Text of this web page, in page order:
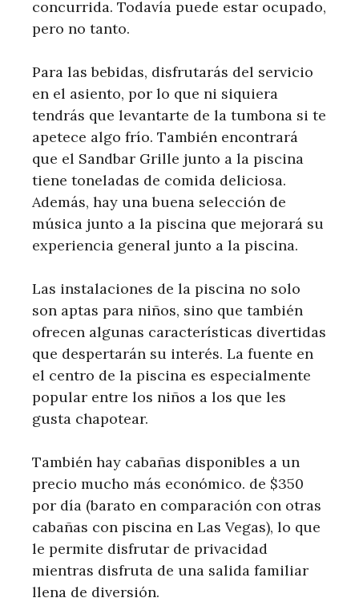
concurrida. Todavía puede estar ocupado,
pero no tanto.
Para las bebidas, disfrutarás del servicio
en el asiento, por lo que ni siquiera
tendrás que levantarte de la tumbona si te
apetece algo frío. También encontrará
que el Sandbar Grille junto a la piscina
tiene toneladas de comida deliciosa.
Además, hay una buena selección de
música junto a la piscina que mejorará su
experiencia general junto a la piscina.
Las instalaciones de la piscina no solo
son aptas para niños, sino que también
ofrecen algunas características divertidas
que despertarán su interés. La fuente en
el centro de la piscina es especialmente
popular entre los niños a los que les
gusta chapotear.
También hay cabañas disponibles a un
precio mucho más económico. de $350
por día (barato en comparación con otras
cabañas con piscina en Las Vegas), lo que
le permite disfrutar de privacidad
mientras disfruta de una salida familiar
llena de diversión.